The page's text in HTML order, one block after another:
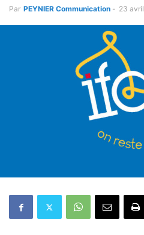
Par PEYNIER Communication - 23